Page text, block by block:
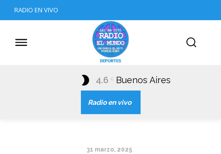
RADIO EN VIVO
4.6 C Buenos Aires
Radio en vivo
31 marzo, 2025